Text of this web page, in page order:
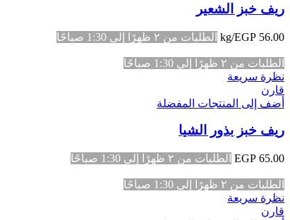
ريف خبز الشعير
EGP 56.00
/kg الطلبات من ٢ ظهرًا إلى 1:30 صباحًا
الطلبات من ٢ ظهرًا إلى 1:30 صباحًا
نظرة سريعة
قارن
أضف إلى المنتجات المفضلة
ريف خبز بذور الشيا
EGP 65.00 الطلبات من ٢ ظهرًا إلى 1:30 صباحًا
الطلبات من ٢ ظهرًا إلى 1:30 صباحًا
نظرة سريعة
قارن